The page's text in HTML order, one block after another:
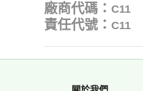
廠商代碼： C11
責任代號： C11